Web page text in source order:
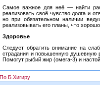
Самое важное для неё — найти
реализовать своё чувство долга и
но при обязательном наличии
реализовывать его планы, что
Здоровье
Следует обратить внимание на
страдания и повышенную душевную
Помогут рыбий жир (омега-3) и
По Б.Хигиру